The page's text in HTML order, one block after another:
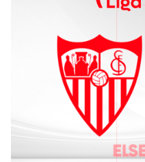
reflejado que podemos
Diomande ya es
El Levante UD no
El Sevilla FC trabaja en